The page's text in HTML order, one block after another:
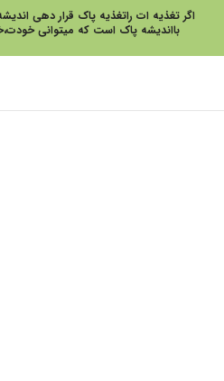
اگر تغذیه ات راتغذیه پاک قرار دهی
بااندیشه پاک است که میتوانی